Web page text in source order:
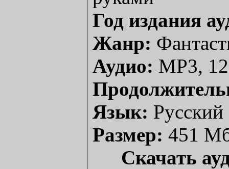
Год издания
Жанр:
Аудио: MP3,
Язык: Русский
Размер: 451
Скачать